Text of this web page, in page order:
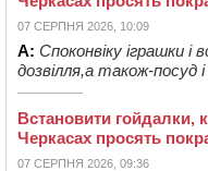
07 СЕРПНЯ 2026, 10:09
А: Споконвіку іграшки
дозвілля,а також-посуд
Встановити гойдалки,
Черкасах просять
07 СЕРПНЯ 2026, 09:36